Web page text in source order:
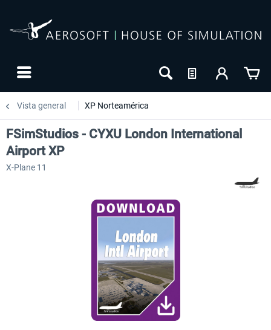
Vista general XP Norteamérica
FunnerFlight - KSAN, KNZY & Naval
FSimStudios - CYXU London International
Airport XP
X-Plane 11